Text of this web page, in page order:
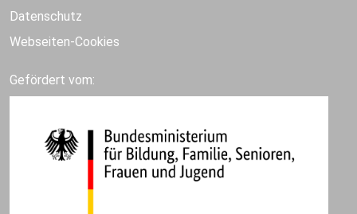
Datenschutz
Webseiten-Cookies
Gefördert vom: